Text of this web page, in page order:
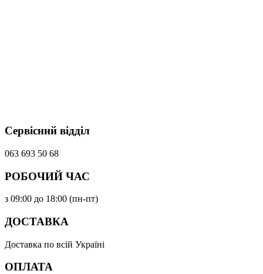
Сервісний відділ
063 693 50 68
РОБОЧИЙ ЧАС
з 09:00 до 18:00 (пн-пт)
ДОСТАВКА
Доставка по всій Україні
ОПЛАТА